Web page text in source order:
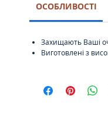
ОСОБЛИВОСТІ
Захищають Ваші
Виготовлені з